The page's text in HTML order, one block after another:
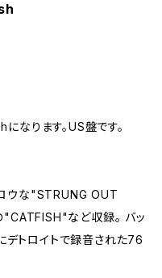
なります。US盤です。
ウな"STRUNG OUT
など収録。 バッ
デトロイトで録音された76